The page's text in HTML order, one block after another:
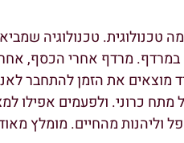
טכנולוגית. טכנולוגיה
מרדף אחרי הכסף,
מוצאים את הזמן להתחבר
כרוני. ולפעמים אפילו
וליהנות מהחיים. מומלץ